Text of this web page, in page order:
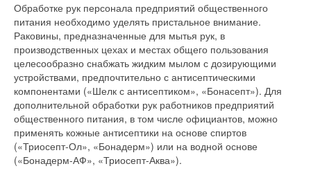
Обработке рук персонала предприятий общественного
питания необходимо уделять пристальное внимание.
Раковины, предназначенные для мытья рук, в
производственных цехах и местах общего пользования
целесообразно снабжать жидким мылом с дозирующими
устройствами, предпочтительно с антисептическими
компонентами («Шелк с антисептиком», «Бонасепт»). Для
дополнительной обработки рук работников предприятий
общественного питания, в том числе официантов, можно
применять кожные антисептики на основе спиртов
(«Триосепт-Ол», «Бонадерм») или на водной основе
(«Бонадерм-АФ», «Триосепт-Аква»).